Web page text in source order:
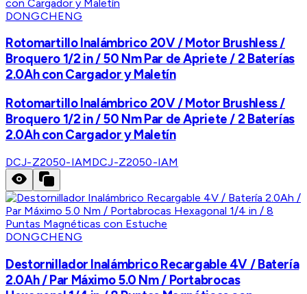
DONGCHENG
Rotomartillo Inalámbrico 20V / Motor Brushless /
Broquero 1/2 in / 50 Nm Par de Apriete / 2 Baterías
2.0Ah con Cargador y Maletín
Rotomartillo Inalámbrico 20V / Motor Brushless /
Broquero 1/2 in / 50 Nm Par de Apriete / 2 Baterías
2.0Ah con Cargador y Maletín
DCJ-Z2050-IAMDCJ-Z2050-IAM
DONGCHENG
Destornillador Inalámbrico Recargable 4V / Batería
2.0Ah / Par Máximo 5.0 Nm / Portabrocas